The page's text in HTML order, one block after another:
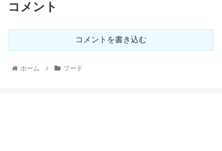
コメント
コメントを書き込む
ホーム フード